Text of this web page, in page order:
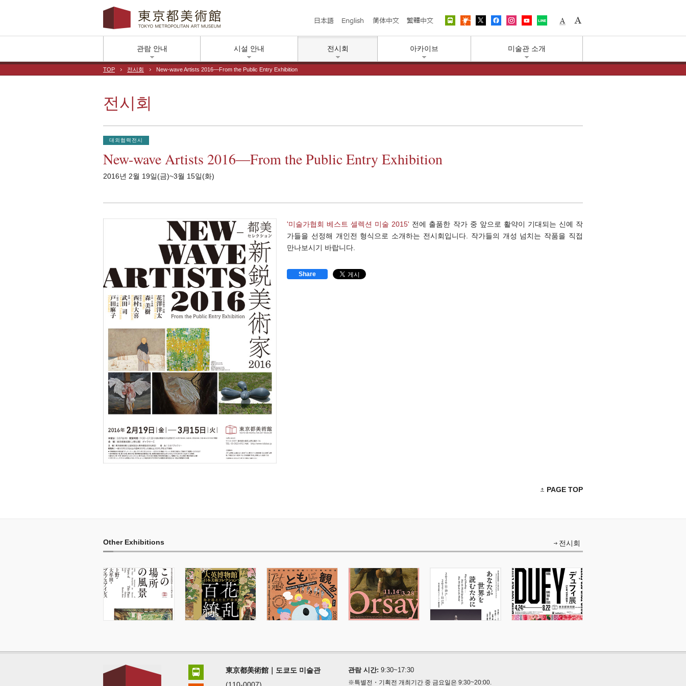
日本語 English 简体中文 繁體中文AccessWeather
X Facebook
InstagramYouTube
LINE Small fonts
관람 안내 시설 안내 전시회 아카이브 미술관 소개
TOP 전시회 New-wave Artists 2016―From the Public Entry Exhibition
전시회
대외협력전시
New-wave Artists 2016―From the Public Entry Exhibition
2016년 2월 19일(금)~3월 15일(화)
'미술가협회 베스트 셀렉션 미술 2015' 전에 출품한 작가 중 앞으로 활약이 기대되는 신예 작
가들을 선정해 개인전 형식으로 소개하는 전시회입니다. 작가들의 개성 넘치는 작품을 직접
만나보시기 바랍니다.
Share
PAGE TOP
Other Exhibitions 전시회
東京都美術館｜도쿄도 미술관
관람 시간: 9:30~17:30
※특별전・기획전 개최기간 중 금요일은 9:30~20:00.